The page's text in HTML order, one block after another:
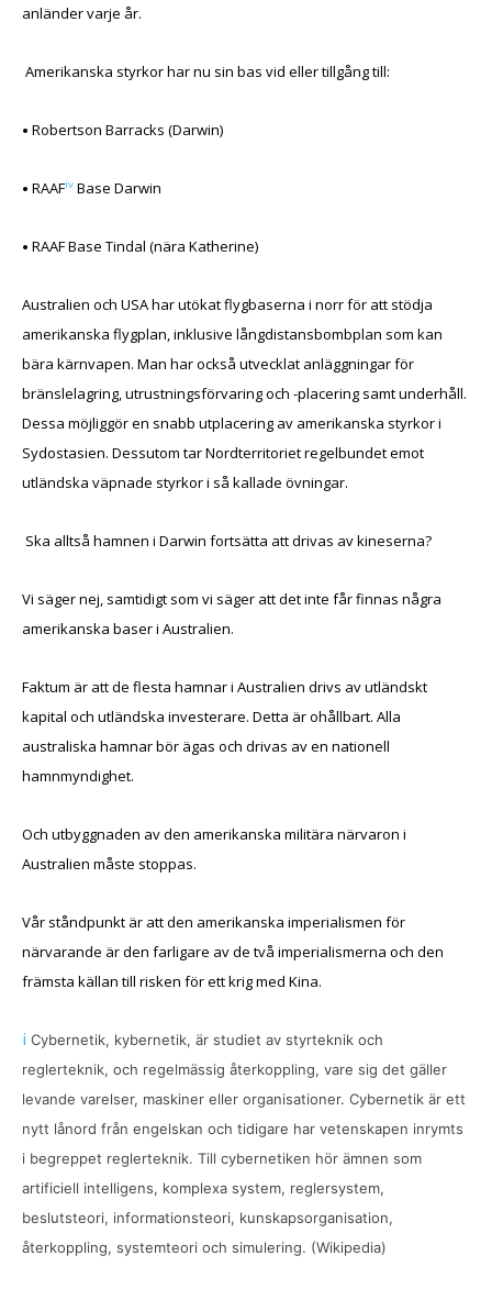
anländer varje år.
Amerikanska styrkor har nu sin bas vid eller tillgång till:
• Robertson Barracks (Darwin)
• RAAFiv Base Darwin
• RAAF Base Tindal (nära Katherine)
Australien och USA har utökat flygbaserna i norr för att stödja
amerikanska flygplan, inklusive långdistansbombplan som kan
bära kärnvapen. Man har också utvecklat anläggningar för
bränslelagring, utrustningsförvaring och -placering samt underhåll.
Dessa möjliggör en snabb utplacering av amerikanska styrkor i
Sydostasien. Dessutom tar Nordterritoriet regelbundet emot
utländska väpnade styrkor i så kallade övningar.
Ska alltså hamnen i Darwin fortsätta att drivas av kineserna?
Vi säger nej, samtidigt som vi säger att det inte får finnas några
amerikanska baser i Australien.
Faktum är att de flesta hamnar i Australien drivs av utländskt
kapital och utländska investerare. Detta är ohållbart. Alla
australiska hamnar bör ägas och drivas av en nationell
hamnmyndighet.
Och utbyggnaden av den amerikanska militära närvaron i
Australien måste stoppas.
Vår ståndpunkt är att den amerikanska imperialismen för
närvarande är den farligare av de två imperialismerna och den
främsta källan till risken för ett krig med Kina.
i Cybernetik, kybernetik, är studiet av styrteknik och
reglerteknik, och regelmässig återkoppling, vare sig det gäller
levande varelser, maskiner eller organisationer. Cybernetik är ett
nytt lånord från engelskan och tidigare har vetenskapen inrymts
i begreppet reglerteknik. Till cybernetiken hör ämnen som
artificiell intelligens, komplexa system, reglersystem,
beslutsteori, informationsteori, kunskapsorganisation,
återkoppling, systemteori och simulering. (Wikipedia)